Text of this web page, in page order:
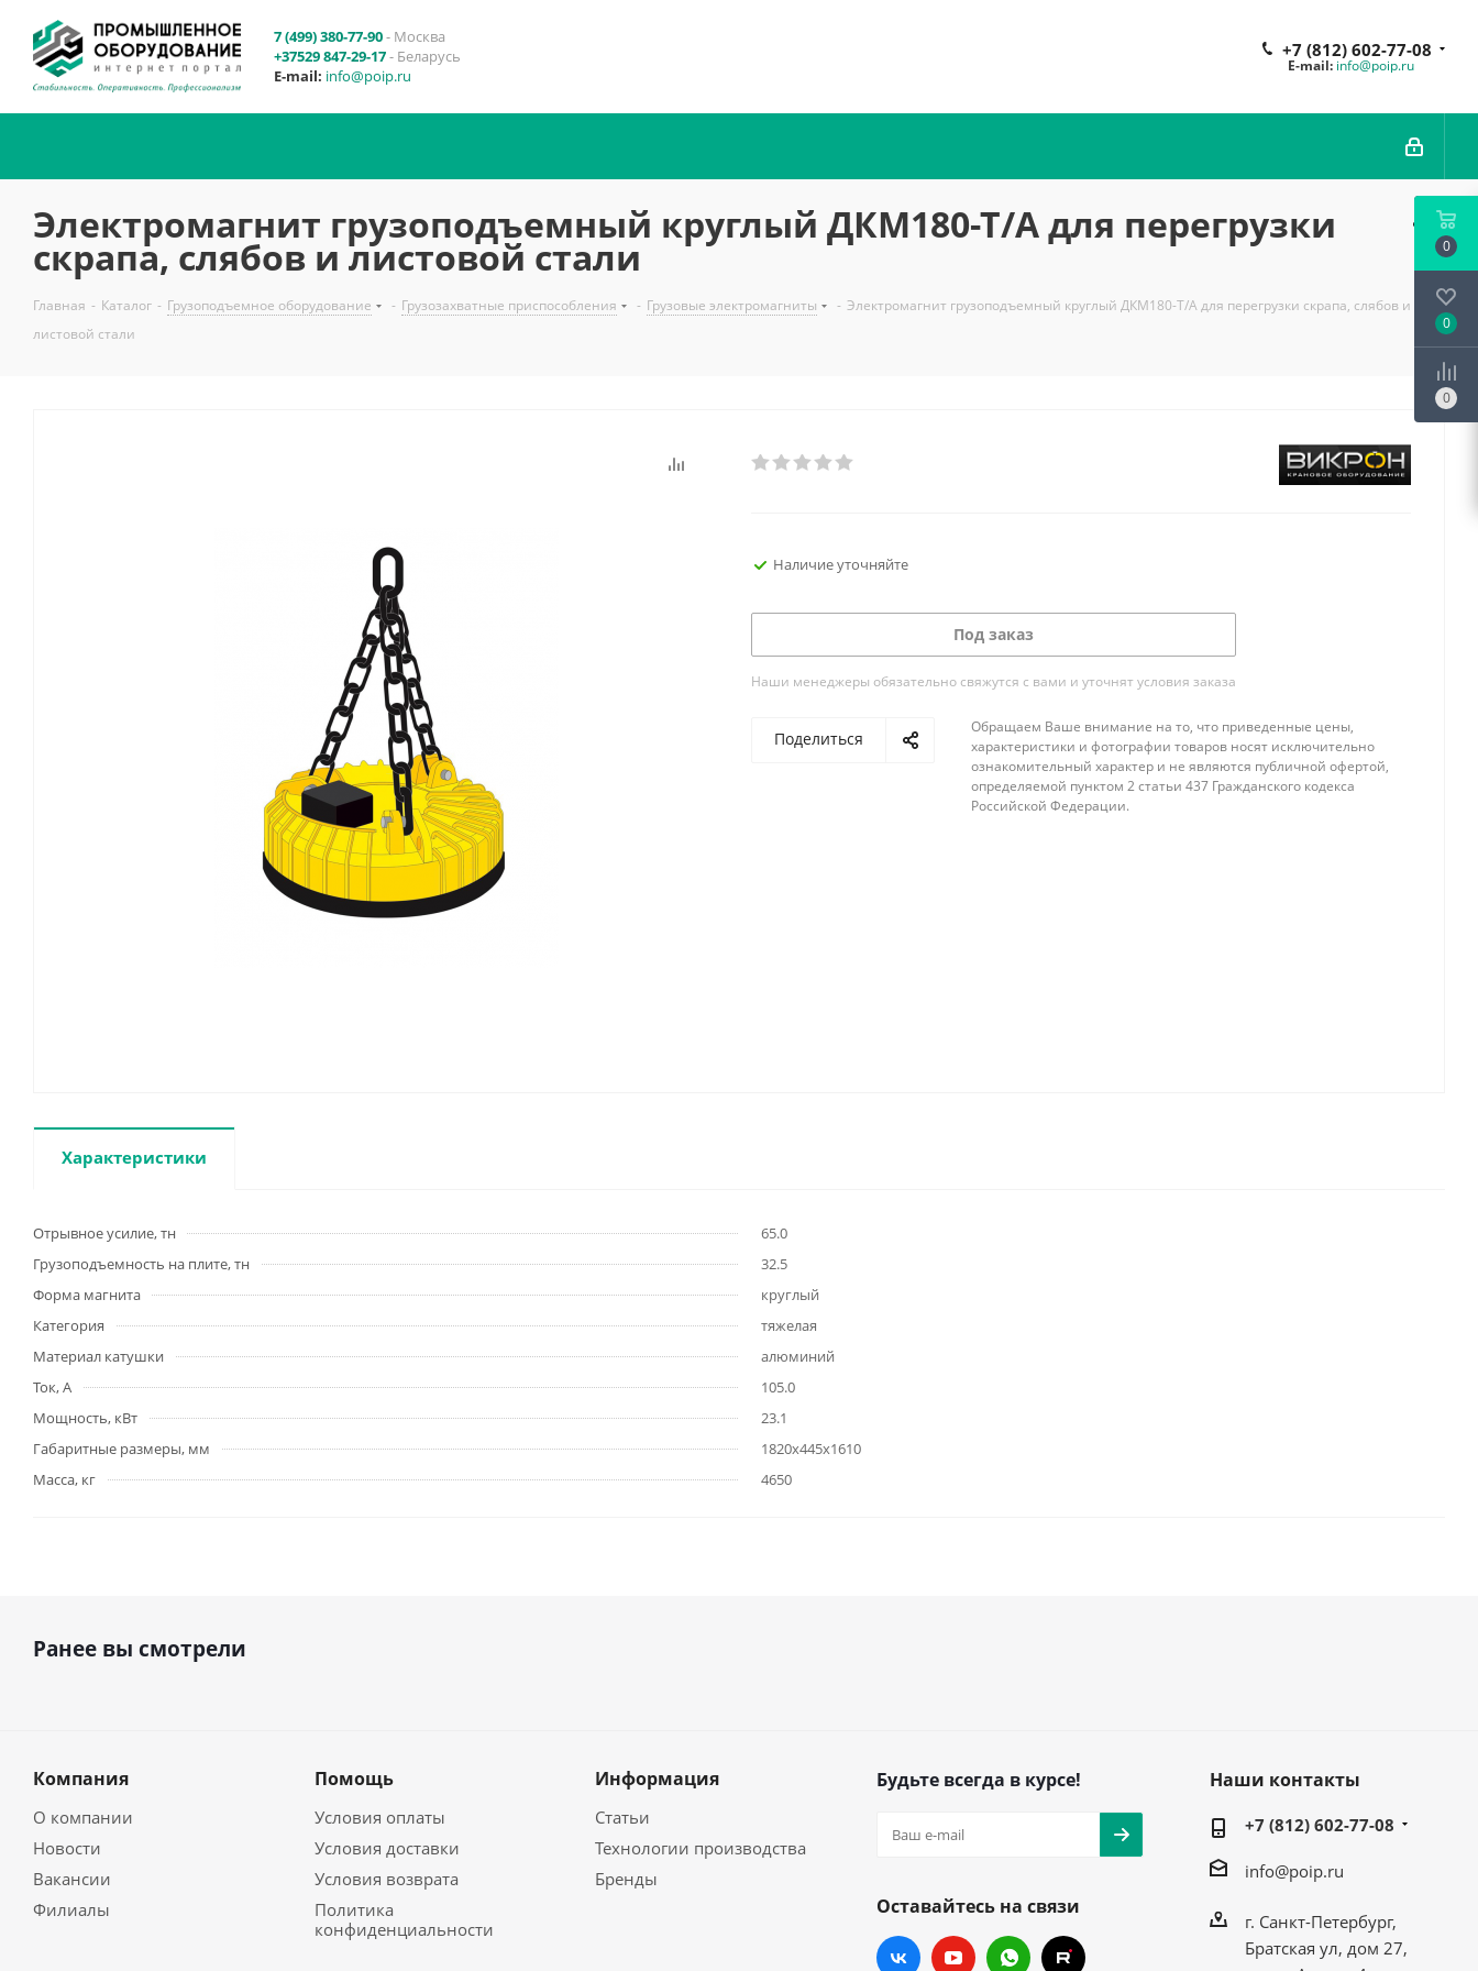
7 (499) 380-77-90- Москва
+37529 847-29-17- Беларусь
E-mail: info@poip.ru
+7 (812) 602-77-08
E-mail: info@poip.ru
Электромагнит грузоподъемный круглый ДКМ180-Т/А для перегрузки
скрапа, слябов и листовой стали
Главная - Каталог - Грузоподъемное оборудование - Грузозахватные приспособления - Грузовые электромагниты - Электромагнит грузоподъемный круглый ДКМ180-Т/А для перегрузки скрапа, слябов и
листовой стали
Наличие уточняйте
Под заказ
Наши менеджеры обязательно свяжутся с вами и уточнят условия заказа
Поделиться
Обращаем Ваше внимание на то, что приведенные цены,
характеристики и фотографии товаров носят исключительно
ознакомительный характер и не являются публичной офертой,
определяемой пунктом 2 статьи 437 Гражданского кодекса
Российской Федерации.
Характеристики
Отрывное усилие, тн
65.0
Грузоподъемность на плите, тн
32.5
Форма магнита
круглый
Категория
тяжелая
Материал катушки
алюминий
Ток, А
105.0
Мощность, кВт
23.1
Габаритные размеры, мм
1820х445х1610
Масса, кг
4650
Ранее вы смотрели
Компания
О компании
Новости
Вакансии
Филиалы
Помощь
Условия оплаты
Условия доставки
Условия возврата
Политика
конфиденциальности
Информация
Статьи
Технологии производства
Бренды
Будьте всегда в курсе!
Оставайтесь на связи
Наши контакты
+7 (812) 602-77-08
info@poip.ru
г. Санкт-Петербург,
Братская ул, дом 27,
0
0
0